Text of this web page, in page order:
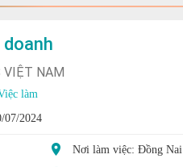
doanh
VIỆT NAM
làm
07/2024
Nơi làm việc: Đồng Nai